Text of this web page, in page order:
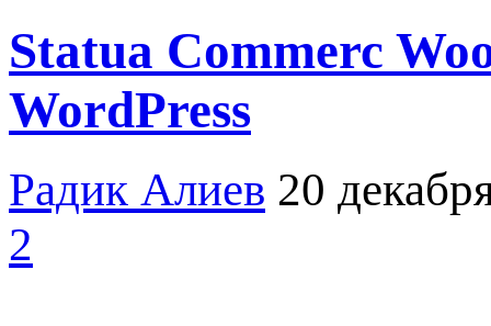
Statua Commerc
WordPress
Радик Алиев 20
2